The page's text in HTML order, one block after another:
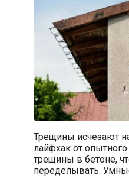
Трещины исчезают
лайфхак от
трещины в бетоне,
переделывать.